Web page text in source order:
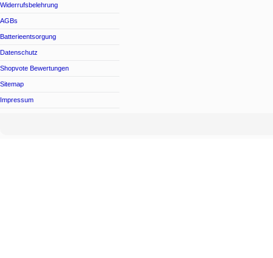
Widerrufsbelehrung
AGBs
Batterieentsorgung
Datenschutz
Shopvote Bewertungen
Sitemap
Impressum